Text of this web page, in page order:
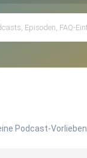
Podcast-Vorlieben.